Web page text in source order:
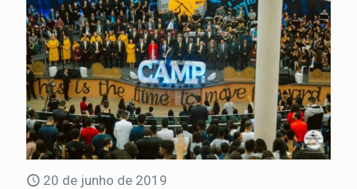
20 de junho de 2019